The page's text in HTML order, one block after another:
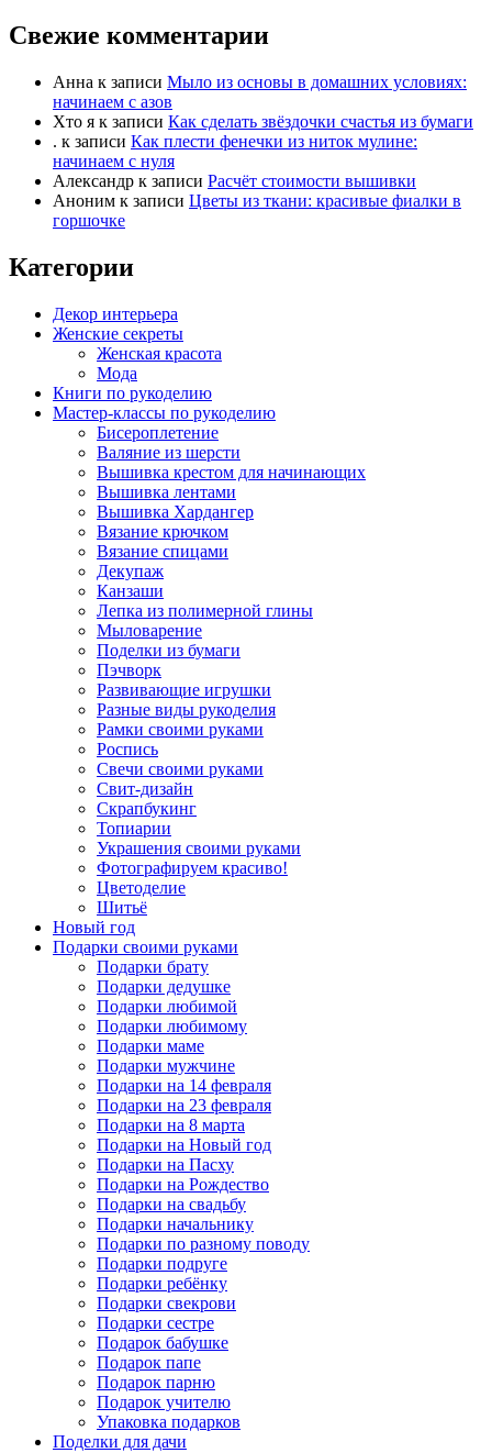
Свежие комментарии
Анна к записи Мыло из основы в домашних условиях:
начинаем с азов
Хто я к записи Как сделать звёздочки счастья из бумаги
. к записи Как плести фенечки из ниток мулине:
начинаем с нуля
Александр к записи Расчёт стоимости вышивки
Аноним к записи Цветы из ткани: красивые фиалки в
горшочке
Категории
Декор интерьера
Женские секреты
Женская красота
Мода
Книги по рукоделию
Мастер-классы по рукоделию
Бисероплетение
Валяние из шерсти
Вышивка крестом для начинающих
Вышивка лентами
Вышивка Хардангер
Вязание крючком
Вязание спицами
Декупаж
Канзаши
Лепка из полимерной глины
Мыловарение
Поделки из бумаги
Пэчворк
Развивающие игрушки
Разные виды рукоделия
Рамки своими руками
Роспись
Свечи своими руками
Свит-дизайн
Скрапбукинг
Топиарии
Украшения своими руками
Фотографируем красиво!
Цветоделие
Шитьё
Новый год
Подарки своими руками
Подарки брату
Подарки дедушке
Подарки любимой
Подарки любимому
Подарки маме
Подарки мужчине
Подарки на 14 февраля
Подарки на 23 февраля
Подарки на 8 марта
Подарки на Новый год
Подарки на Пасху
Подарки на Рождество
Подарки на свадьбу
Подарки начальнику
Подарки по разному поводу
Подарки подруге
Подарки ребёнку
Подарки свекрови
Подарки сестре
Подарок бабушке
Подарок папе
Подарок парню
Подарок учителю
Упаковка подарков
Поделки для дачи